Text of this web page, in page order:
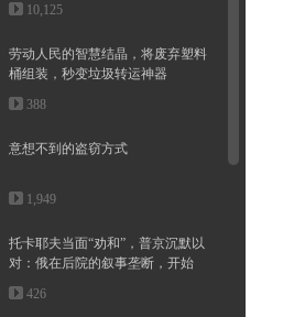
10,125
劳动人民的智慧结晶，将废弃塑料
桶组装，秒变垃圾转运神器
388
意想不到的盗窃方式
1,949
托卡耶夫当面“劝和”，普京沉默以
对：俄在后院的叙事垄断，开始
松...
426